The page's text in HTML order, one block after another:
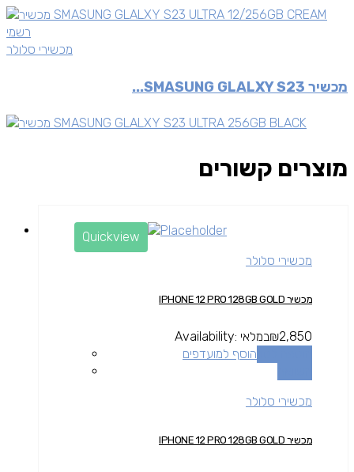
מכשירי סלולר
מכשיר SMASUNG GLALXY S23...
מוצרים קשורים
Quickview
מכשירי סלולר
מכשיר IPHONE 12 PRO 128GB GOLD
₪2,850
Availability: במלאי
הוסף למועדפים
מכשירי סלולר
מכשיר IPHONE 12 PRO 128GB GOLD